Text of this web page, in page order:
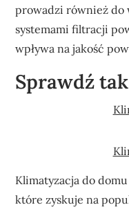
prowadzi również do
systemami filtracji
wpływa na jakość
Sprawdź
Klimatyzacja do
które zyskuje na